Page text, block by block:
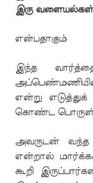
இரு வளையல்கள்
என்பதாகும்
இந்த
என்று
கொண்ட பொருள்
அவருடன்
என்றால்
கூறி